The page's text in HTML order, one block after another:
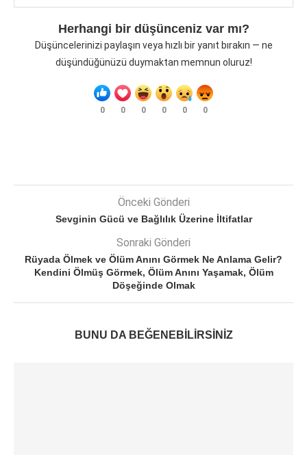
Herhangi bir düşünceniz var mı?
Düşüncelerinizi paylaşın veya hızlı bir yanıt bırakın — ne
düşündüğünüzü duymaktan memnun oluruz!
0 0 0 0 0 0
Önceki Gönderi
Sevginin Gücü ve Bağlılık Üzerine İltifatlar
Sonraki Gönderi
Rüyada Ölmek ve Ölüm Anını Görmek Ne Anlama Gelir?
Kendini Ölmüş Görmek, Ölüm Anını Yaşamak, Ölüm
Döşeğinde Olmak
BUNU DA BEĞENEBILIRSINIZ